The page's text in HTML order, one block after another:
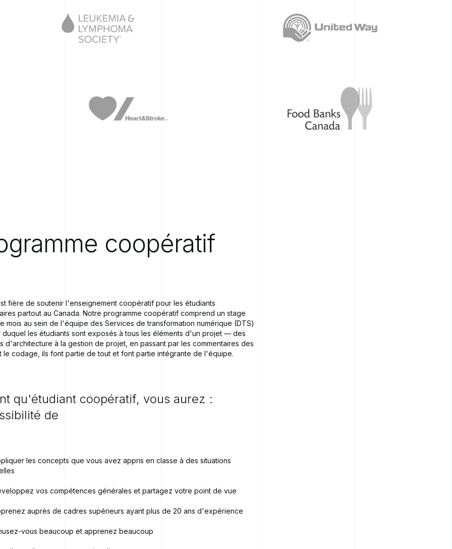
coopératif
fière de soutenir l'enseignement coopératif pour les étudiants
partout au Canada. Notre programme coopératif comprend un stage
mois au sein de l'équipe des Services de transformation numérique (DTS)
duquel les étudiants sont exposés à tous les éléments d'un projet — des
d'architecture à la gestion de projet, en passant par les commentaires des
le codage, ils font partie de tout et font partie intégrante de l'équipe.
qu'étudiant coopératif, vous aurez :
de
les concepts que vous avez appris en classe à des situations
vos compétences générales et partagez votre point de vue
auprès de cadres supérieurs ayant plus de 20 ans d'expérience
vous beaucoup et apprenez beaucoup